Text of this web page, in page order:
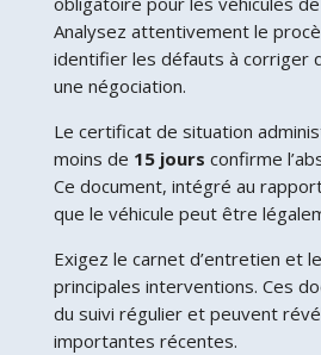
Analysez attentivement le
identifier les défauts à corriger
une négociation.
Le certificat de situation
moins de 15 jours confirme
Ce document, intégré au
que le véhicule peut être
Exigez le carnet d’entretien et
principales interventions. Ces
du suivi régulier et peuvent
importantes récentes.